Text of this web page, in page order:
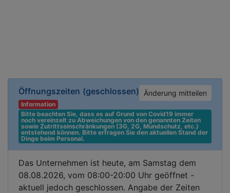
Öffnungszeiten (geschlossen) Änderung mitteilen
Information
Bitte beachten Sie, dass es auf Grund von Covid19 immer
noch vereinzelt zu Abweichungen von den genannten Zeiten
sowie Zutrittseinschränkungen (3G, 2G, Mundschutz, etc.)
entstehend können. Bitte erfragen Sie den aktuellen Stand der
Dinge beim Personal.
Das Unternehmen ist heute, am Samstag dem
08.08.2026, vom 08:00-20:00 Uhr geöffnet -
aktuell jedoch geschlossen. Angabe der Zeiten